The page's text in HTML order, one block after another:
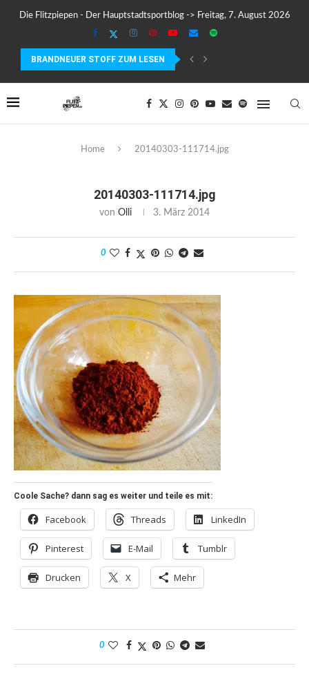
Die Flitzpiepen - Der Hauptstadtsportblog -> Freitag, 7. August 2026
BRANDNEUER STOFF ZUM LESEN
COROS PACE 4 IM TEST – LEICHT, SCHNELL...
Home 20140303-111714.jpg
20140303-111714.jpg
von Olli 3. März 2014
0
Coole Sache? dann sag es weiter und teile es mit:
Facebook Threads LinkedIn
Pinterest E-Mail Tumblr
Drucken X Mehr
0